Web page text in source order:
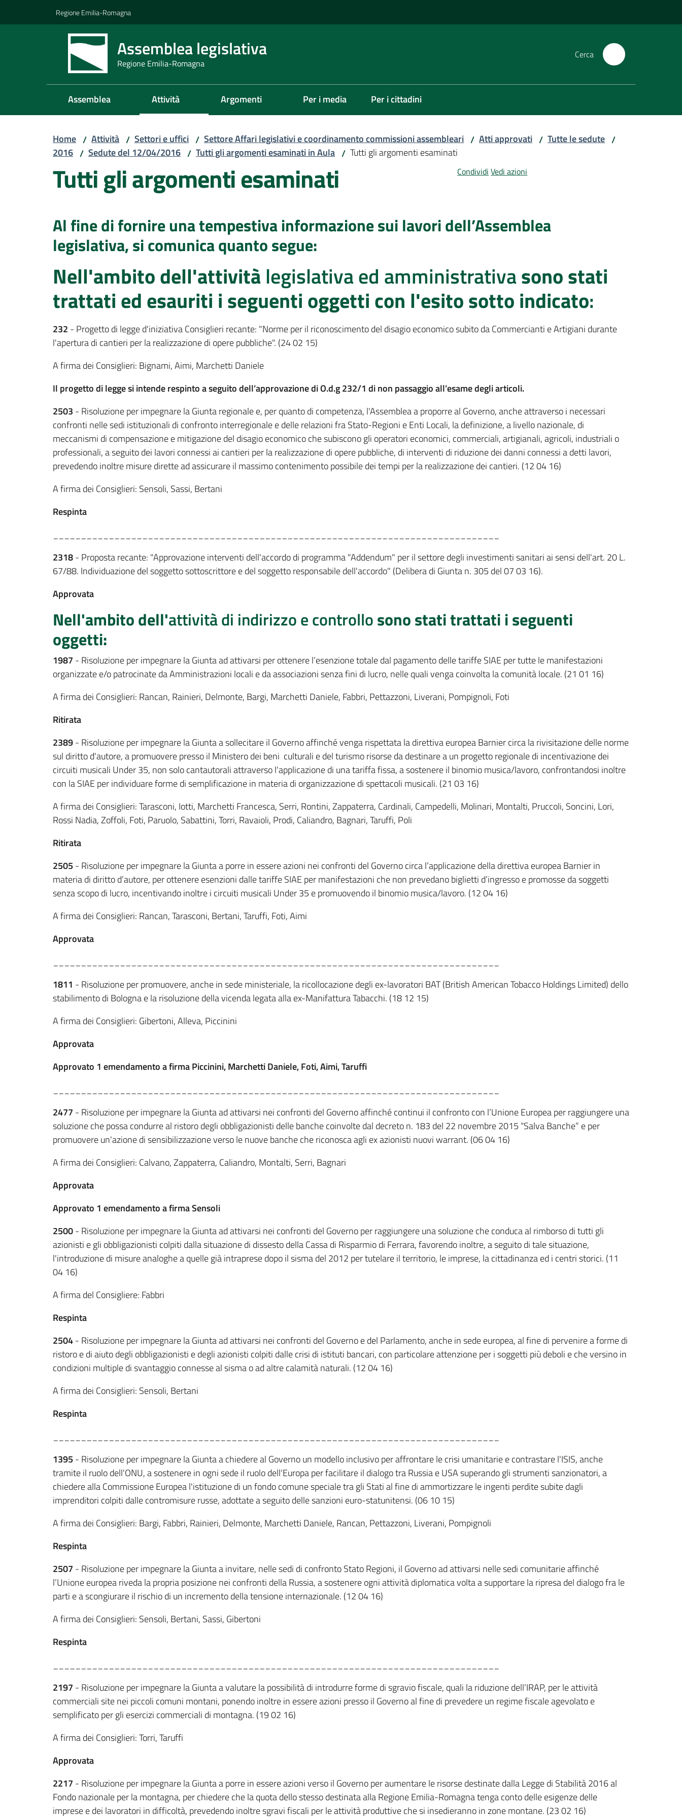
Regione Emilia-Romagna
Assemblea legislativa
Regione Emilia-Romagna
Cerca
Assemblea Attività Argomenti Per i media Per i cittadini
Home / Attività / Settori e uffici / Settore Affari legislativi e coordinamento commissioni assembleari / Atti approvati / Tutte le sedute /
2016 / Sedute del 12/04/2016 / Tutti gli argomenti esaminati in Aula / Tutti gli argomenti esaminati
Tutti gli argomenti esaminati Condividi Vedi azioni
Al fine di fornire una tempestiva informazione sui lavori dell’Assemblea
legislativa, si comunica quanto segue:
Nell'ambito dell'attivitàlegislativa ed amministrativasono stati
trattati ed esauriti i seguenti oggetti con l'esito sotto indicato:
232 - Progetto di legge d'iniziativa Consiglieri recante: "Norme per il riconoscimento del disagio economico subito da Commercianti e Artigiani durante
l'apertura di cantieri per la realizzazione di opere pubbliche". (24 02 15)
A firma dei Consiglieri: Bignami, Aimi, Marchetti Daniele
Il progetto di legge si intende respinto a seguito dell’approvazione di O.d.g 232/1 di non passaggio all’esame degli articoli.
2503 - Risoluzione per impegnare la Giunta regionale e, per quanto di competenza, l'Assemblea a proporre al Governo, anche attraverso i necessari
confronti nelle sedi istituzionali di confronto interregionale e delle relazioni fra Stato-Regioni e Enti Locali, la definizione, a livello nazionale, di
meccanismi di compensazione e mitigazione del disagio economico che subiscono gli operatori economici, commerciali, artigianali, agricoli, industriali o
professionali, a seguito dei lavori connessi ai cantieri per la realizzazione di opere pubbliche, di interventi di riduzione dei danni connessi a detti lavori,
prevedendo inoltre misure dirette ad assicurare il massimo contenimento possibile dei tempi per la realizzazione dei cantieri. (12 04 16)
A firma dei Consiglieri: Sensoli, Sassi, Bertani
Respinta
2318- Proposta recante: "Approvazione interventi dell'accordo di programma "Addendum" per il settore degli investimenti sanitari ai sensi dell'art. 20 L.
67/88. Individuazione del soggetto sottoscrittore e del soggetto responsabile dell'accordo" (Delibera di Giunta n. 305 del 07 03 16).
Approvata
Nell'ambito dell'attività di indirizzo e controllosono stati trattati i seguenti
oggetti:
1987 - Risoluzione per impegnare la Giunta ad attivarsi per ottenere l’esenzione totale dal pagamento delle tariffe SIAE per tutte le manifestazioni
organizzate e/o patrocinate da Amministrazioni locali e da associazioni senza fini di lucro, nelle quali venga coinvolta la comunità locale. (21 01 16)
A firma dei Consiglieri: Rancan, Rainieri, Delmonte, Bargi, Marchetti Daniele, Fabbri, Pettazzoni, Liverani, Pompignoli, Foti
Ritirata
2389- Risoluzione per impegnare la Giunta a sollecitare il Governo affinché venga rispettata la direttiva europea Barnier circa la rivisitazione delle norme
sul diritto d'autore, a promuovere presso il Ministero dei beni culturali e del turismo risorse da destinare a un progetto regionale di incentivazione dei
circuiti musicali Under 35, non solo cantautorali attraverso l'applicazione di una tariffa fissa, a sostenere il binomio musica/lavoro, confrontandosi inoltre
con la SIAE per individuare forme di semplificazione in materia di organizzazione di spettacoli musicali. (21 03 16)
A firma dei Consiglieri: Tarasconi, Iotti, Marchetti Francesca, Serri, Rontini, Zappaterra, Cardinali, Campedelli, Molinari, Montalti, Pruccoli, Soncini, Lori,
Rossi Nadia, Zoffoli, Foti, Paruolo, Sabattini, Torri, Ravaioli, Prodi, Caliandro, Bagnari, Taruffi, Poli
Ritirata
2505 - Risoluzione per impegnare la Giunta a porre in essere azioni nei confronti del Governo circa l’applicazione della direttiva europea Barnier in
materia di diritto d’autore, per ottenere esenzioni dalle tariffe SIAE per manifestazioni che non prevedano biglietti d’ingresso e promosse da soggetti
senza scopo di lucro, incentivando inoltre i circuiti musicali Under 35 e promuovendo il binomio musica/lavoro. (12 04 16)
A firma dei Consiglieri: Rancan, Tarasconi, Bertani, Taruffi, Foti, Aimi
Approvata
1811 - Risoluzione per promuovere, anche in sede ministeriale, la ricollocazione degli ex-lavoratori BAT (British American Tobacco Holdings Limited) dello
stabilimento di Bologna e la risoluzione della vicenda legata alla ex-Manifattura Tabacchi. (18 12 15)
A firma dei Consiglieri: Gibertoni, Alleva, Piccinini
Approvata
Approvato 1 emendamento a firma Piccinini, Marchetti Daniele, Foti, Aimi, Taruffi
2477 - Risoluzione per impegnare la Giunta ad attivarsi nei confronti del Governo affinché continui il confronto con l’Unione Europea per raggiungere una
soluzione che possa condurre al ristoro degli obbligazionisti delle banche coinvolte dal decreto n. 183 del 22 novembre 2015 “Salva Banche” e per
promuovere un'azione di sensibilizzazione verso le nuove banche che riconosca agli ex azionisti nuovi warrant. (06 04 16)
A firma dei Consiglieri: Calvano, Zappaterra, Caliandro, Montalti, Serri, Bagnari
Approvata
Approvato 1 emendamento a firma Sensoli
2500- Risoluzione per impegnare la Giunta ad attivarsi nei confronti del Governo per raggiungere una soluzione che conduca al rimborso di tutti gli
azionisti e gli obbligazionisti colpiti dalla situazione di dissesto della Cassa di Risparmio di Ferrara, favorendo inoltre, a seguito di tale situazione,
l'introduzione di misure analoghe a quelle già intraprese dopo il sisma del 2012 per tutelare il territorio, le imprese, la cittadinanza ed i centri storici. (11
04 16)
A firma del Consigliere: Fabbri
Respinta
2504- Risoluzione per impegnare la Giunta ad attivarsi nei confronti del Governo e del Parlamento, anche in sede europea, al fine di pervenire a forme di
ristoro e di aiuto degli obbligazionisti e degli azionisti colpiti dalle crisi di istituti bancari, con particolare attenzione per i soggetti più deboli e che versino in
condizioni multiple di svantaggio connesse al sisma o ad altre calamità naturali. (12 04 16)
A firma dei Consiglieri: Sensoli, Bertani
Respinta
1395 - Risoluzione per impegnare la Giunta a chiedere al Governo un modello inclusivo per affrontare le crisi umanitarie e contrastare l'ISIS, anche
tramite il ruolo dell'ONU, a sostenere in ogni sede il ruolo dell'Europa per facilitare il dialogo tra Russia e USA superando gli strumenti sanzionatori, a
chiedere alla Commissione Europea l'istituzione di un fondo comune speciale tra gli Stati al fine di ammortizzare le ingenti perdite subite dagli
imprenditori colpiti dalle contromisure russe, adottate a seguito delle sanzioni euro-statunitensi. (06 10 15)
A firma dei Consiglieri: Bargi, Fabbri, Rainieri, Delmonte, Marchetti Daniele, Rancan, Pettazzoni, Liverani, Pompignoli
Respinta
2507 - Risoluzione per impegnare la Giunta a invitare, nelle sedi di confronto Stato Regioni, il Governo ad attivarsi nelle sedi comunitarie affinché
l’Unione europea riveda la propria posizione nei confronti della Russia, a sostenere ogni attività diplomatica volta a supportare la ripresa del dialogo fra le
parti e a scongiurare il rischio di un incremento della tensione internazionale. (12 04 16)
A firma dei Consiglieri: Sensoli, Bertani, Sassi, Gibertoni
Respinta
2197 - Risoluzione per impegnare la Giunta a valutare la possibilità di introdurre forme di sgravio fiscale, quali la riduzione dell’IRAP, per le attività
commerciali site nei piccoli comuni montani, ponendo inoltre in essere azioni presso il Governo al fine di prevedere un regime fiscale agevolato e
semplificato per gli esercizi commerciali di montagna. (19 02 16)
A firma dei Consiglieri: Torri, Taruffi
Approvata
2217 - Risoluzione per impegnare la Giunta a porre in essere azioni verso il Governo per aumentare le risorse destinate dalla Legge di Stabilità 2016 al
Fondo nazionale per la montagna, per chiedere che la quota dello stesso destinata alla Regione Emilia-Romagna tenga conto delle esigenze delle
imprese e dei lavoratori in difficoltà, prevedendo inoltre sgravi fiscali per le attività produttive che si insedieranno in zone montane. (23 02 16)